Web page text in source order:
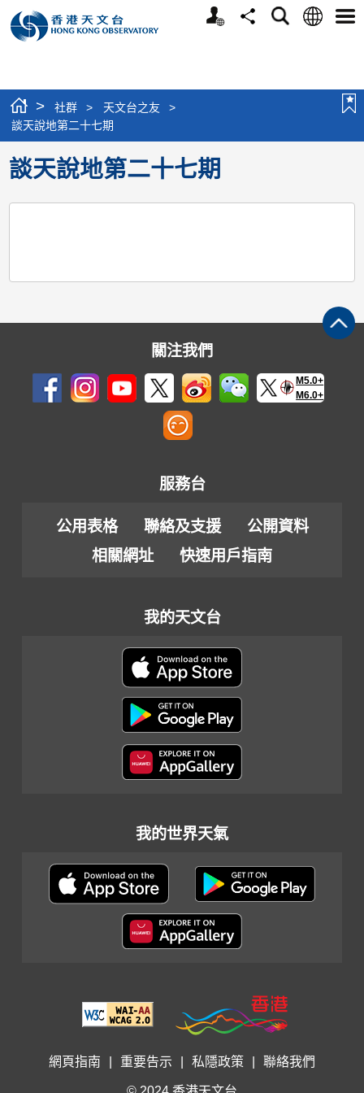
個
分
搜
語
選
> 社群 > 天文台之友
>
談天說地第二十七期
談天說地第二十七期
關注我們
M5.0+
M6.0+
服務台
公用表格 聯絡及支援
公開資料
相關網址
快速用戶指南
我的天文台
我的世界天氣
網頁指南 重要告示 私隱政策 聯絡我們